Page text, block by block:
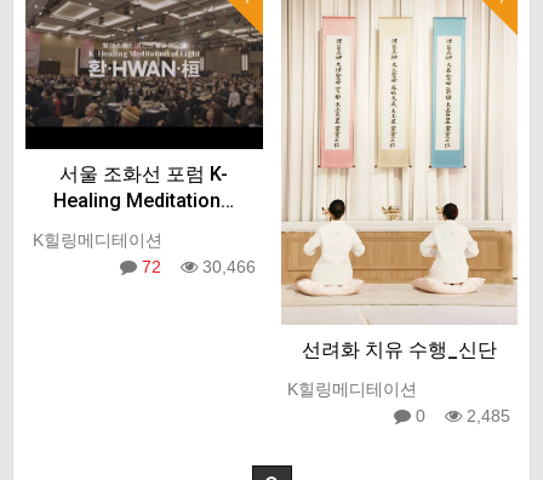
서울 조화선 포럼 K-
Healing Meditation…
K힐링메디테이션
72
30,466
선려화 치유 수행_신단
K힐링메디테이션
0
2,485